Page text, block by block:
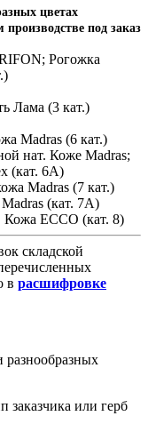
цветах
под заказ
Рогожка
Лама (3 кат.)
Madras (6 кат.)
нат. Коже Madras;
(кат. 6A)
Madras (7 кат.)
(кат. 7А)
Кожа ECCO (кат. 8)
складской
в расшифровке
разнообразных
заказчика или герб